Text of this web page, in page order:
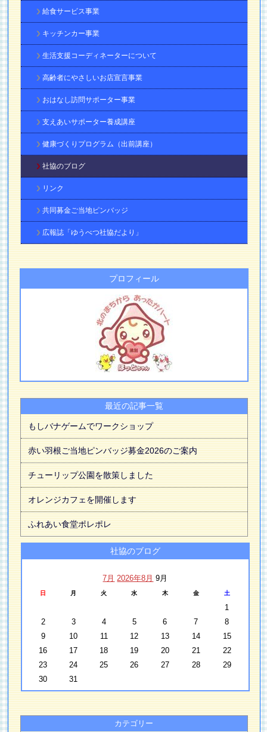
給食サービス事業
キッチンカー事業
生活支援コーディネーターについて
高齢者にやさしいお店宣言事業
おはなし訪問サポーター事業
支えあいサポーター養成講座
健康づくりプログラム（出前講座）
社協のブログ
リンク
共同募金ご当地ピンバッジ
広報誌「ゆうべつ社協だより」
プロフィール
最近の記事一覧
もしバナゲームでワークショップ
赤い羽根ご当地ピンバッジ募金2026のご案内
チューリップ公園を散策しました
オレンジカフェを開催します
ふれあい食堂ポレポレ
社協のブログ
7月 2026年8月 9月
日 月 火 水 木 金 土
1
2
3 4 5 6 7
8
9
10 11 12 13 14
15
16
17 18 19 20 21
22
23
24 25 26 27 28
29
30
31
カテゴリー